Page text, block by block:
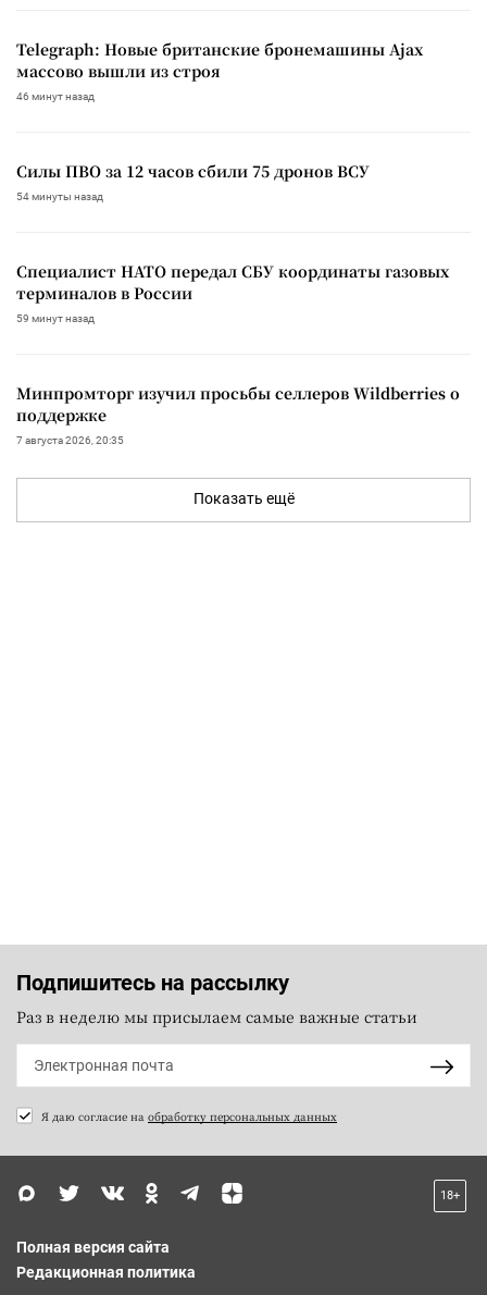
Telegraph: Новые британские бронемашины Ajax
массово вышли из строя
46 минут назад
Силы ПВО за 12 часов сбили 75 дронов ВСУ
54 минуты назад
Специалист НАТО передал СБУ координаты газовых
терминалов в России
59 минут назад
Минпромторг изучил просьбы селлеров Wildberries о
поддержке
7 августа 2026, 20:35
Показать ещё
Подпишитесь на рассылку
Раз в неделю мы присылаем самые важные статьи
Я даю согласие на обработку персональных данных
18+
Полная версия сайта
Редакционная политика